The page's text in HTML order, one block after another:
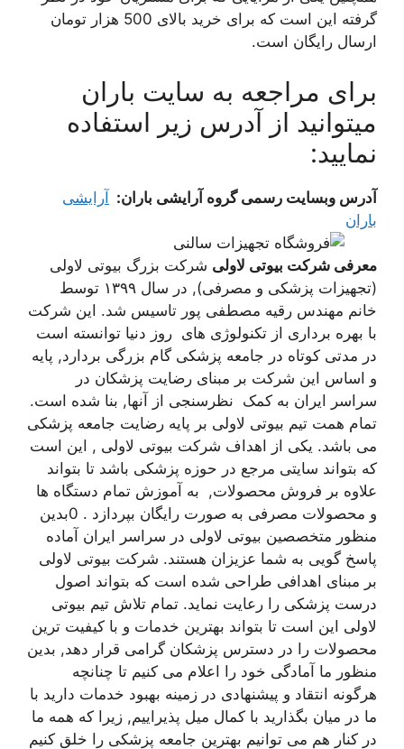
گرفته این است که برای خرید بالای 500 هزار تومان
ارسال رایگان است.
برای مراجعه به سایت باران
میتوانید از آدرس زیر استفاده
نمایید:
آدرس وبسایت رسمی گروه آرایشی باران: آرایشی
باران
معرفی شرکت بیوتی لاولی شرکت بزرگ بیوتی لاولی
(تجهیزات پزشکی و مصرفی), در سال ۱۳۹۹ توسط
خانم مهندس رقیه مصطفی پور تاسیس شد. این شرکت
با بهره برداری از تکنولوژی های روز دنیا توانسته است
در مدتی کوتاه در جامعه پزشکی گام بزرگی بردارد, پایه
و اساس این شرکت بر مبنای رضایت پزشکان در
سراسر ایران به کمک نظرسنجی از آنها, بنا شده است.
تمام همت تیم بیوتی لاولی بر پایه رضایت جامعه پزشکی
می باشد. یکی از اهداف شرکت بیوتی لاولی , این است
که بتواند سایتی مرجع در حوزه پزشکی باشد تا بتواند
علاوه بر فروش محصولات, به آموزش تمام دستگاه ها
و محصولات مصرفی به صورت رایگان بپردازد . 0بدین
منظور متخصصین بیوتی لاولی در سراسر ایران آماده
پاسخ گویی به شما عزیزان هستند. شرکت بیوتی لاولی
بر مبنای اهدافی طراحی شده است که بتواند اصول
درست پزشکی را رعایت نماید. تمام تلاش تیم بیوتی
لاولی این است تا بتواند بهترین خدمات و با کیفیت ترین
محصولات را در دسترس پزشکان گرامی قرار دهد, بدین
منظور ما آمادگی خود را اعلام می کنیم تا چنانچه
هرگونه انتقاد و پیشنهادی در زمینه بهبود خدمات دارید با
ما در میان بگذارید با کمال میل پذیراییم, زیرا که همه ما
در کنار هم می توانیم بهترین جامعه پزشکی را خلق کنیم